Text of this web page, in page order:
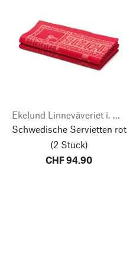
Ekelund Linneväveriet i. Horred
Schwedische Servietten rot
(2 Stück)
CHF 94.90